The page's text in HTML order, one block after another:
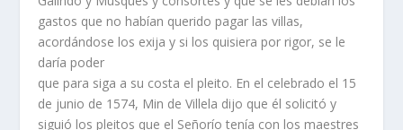
gastos que no habían querido pagar las villas,
acordándose los exija y si los quisiera por rigor, se le
daría poder
que para siga a su costa el pleito. En el celebrado el 15
de junio de 1574, Min de Villela dijo que él solicitó y
siguió los pleitos que el Señorío tenía con los maestres